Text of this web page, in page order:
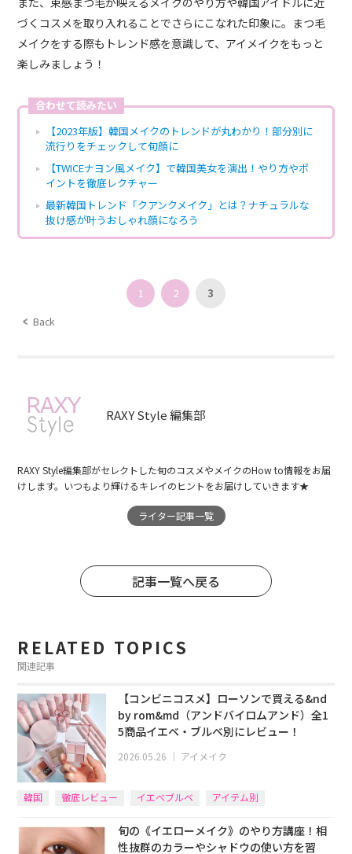
づくコスメを取り入れることでさらにこなれた印象に。まつ毛
メイクをする際もトレンド感を意識して、アイメイクをもっと
楽しみましょう！
合わせて読みたい
【2023年版】韓国メイクのトレンドが丸わかり！部分別に
流行りをチェックして旬顔に
【TWICEナヨン風メイク】で韓国美女を演出！やり方やポ
イントを徹底レクチャー
最新韓国トレンド「クアンクメイク」とは？ナチュラルな
抜け感が叶うおしゃれ顔になろう
Back
1 2 3
RAXY Style 編集部
RAXY Style編集部がセレクトした旬のコスメやメイクのHow to情報をお届
けします。いつもより輝けるキレイのヒントをお届けしていきます★
ライター記事一覧
記事一覧へ戻る
RELATED TOPICS
関連記事
【コンビニコスメ】ローソンで買える&nd
by rom&md（アンドバイロムアンド）全1
5商品イエベ・ブルベ別にレビュー！
2026.05.26 ｜ アイメイク
韓国 徹底レビュー イエベブルベ アイテム別
旬の《イエローメイク》のやり方講座！相
性抜群のカラーやシャドウの使い方を習